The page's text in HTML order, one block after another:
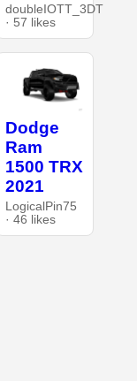
doubleIOTT_3DT
· 57 likes
Dodge
Ram
1500 TRX
2021
LogicalPin75
· 46 likes